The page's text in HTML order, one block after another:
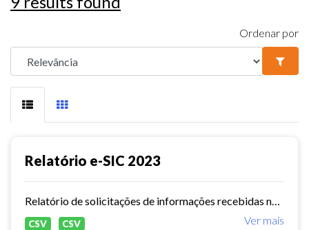
Ordenar por
Relatório e-SIC 2023
Ver mais
CSV CSV